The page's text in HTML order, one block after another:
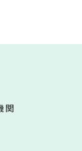
関